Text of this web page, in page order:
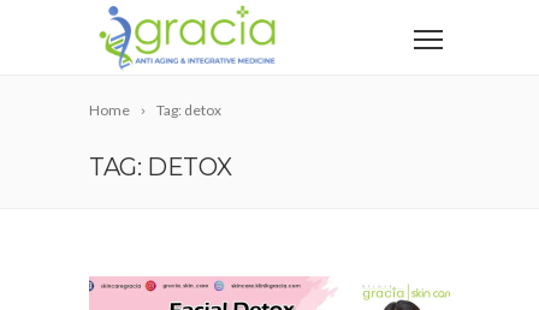
Home Tag: detox
TAG: DETOX